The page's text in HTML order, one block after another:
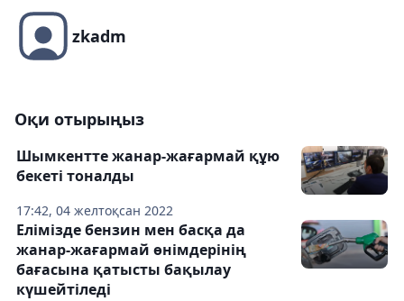
zkadm
Оқи отырыңыз
17:42, 04 желтоқсан 2022
Шымкентте жанар-жағармай құю
бекеті тоналды
Елімізде бензин мен басқа да
жанар-жағармай өнімдерінің
бағасына қатысты бақылау
күшейтіледі